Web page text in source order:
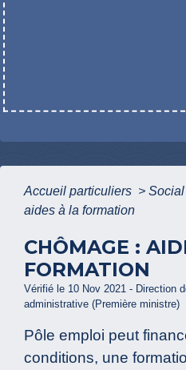
Accueil particuliers >
aides à la formation
CHÔMAGE :
FORMATION
Vérifié le 10 Nov 2021 - Direction
administrative (Première ministre)
Pôle emploi peut
conditions, une